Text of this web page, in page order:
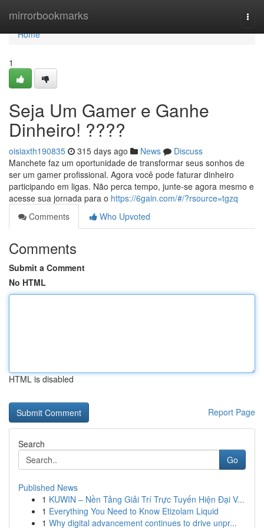
mirrorbookmarks
Home
Home
1
Seja Um Gamer e Ganhe
Dinheiro! ????
oisiaxth190835 315 days ago News
Discuss
Manchete faz um oportunidade de transformar seus sonhos de
ser um gamer profissional. Agora você pode faturar dinheiro
participando em ligas. Não perca tempo, junte-se agora mesmo e
acesse sua jornada para o https://6gain.com/#/?rsource=tgzq
Comments
Who Upvoted
Comments
Submit a Comment
No HTML
HTML is disabled
Report Page
Search
Go
Published News
1 KUWIN – Nền Tảng Giải Trí Trực Tuyến Hiện Đại V...
1 Everything You Need to Know Etizolam Liquid
1 Why digital advancement continues to drive unpr...